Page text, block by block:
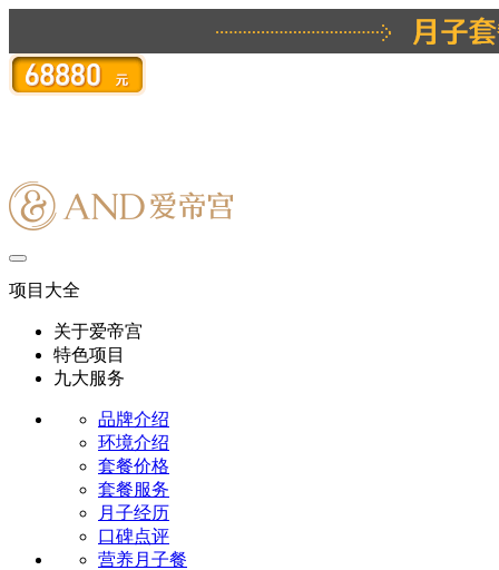
项目大全
关于爱帝宫
特色项目
九大服务
品牌介绍
环境介绍
套餐价格
套餐服务
月子经历
口碑点评
营养月子餐